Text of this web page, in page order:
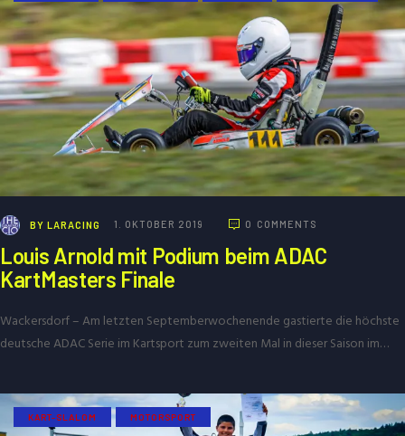
BY LARACING 1. OKTOBER 2019 0 COMMENTS
Louis Arnold mit Podium beim ADAC
KartMasters Finale
Wackersdorf – Am letzten Septemberwochenende gastierte die höchste
deutsche ADAC Serie im Kartsport zum zweiten Mal in dieser Saison im…
KART-SLALOM MOTORSPORT